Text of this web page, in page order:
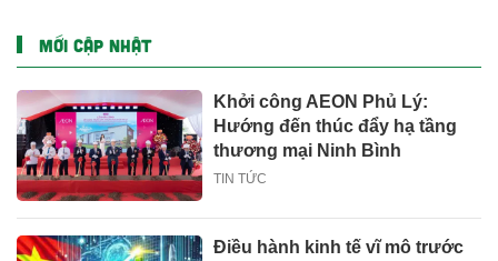
MỚI CẬP NHẬT
Khởi công AEON Phủ Lý:
Hướng đến thúc đẩy hạ tầng
thương mại Ninh Bình
TIN TỨC
Điều hành kinh tế vĩ mô trước